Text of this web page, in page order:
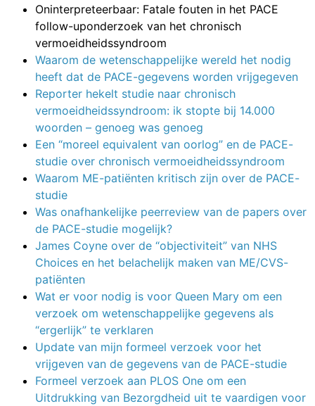
Oninterpreteerbaar: Fatale fouten in het PACE
follow-uponderzoek van het chronisch
vermoeidheidssyndroom
Waarom de wetenschappelijke wereld het nodig
heeft dat de PACE-gegevens worden vrijgegeven
Reporter hekelt studie naar chronisch
vermoeidheidssyndroom: ik stopte bij 14.000
woorden – genoeg was genoeg
Een “moreel equivalent van oorlog” en de PACE-
studie over chronisch vermoeidheidssyndroom
Waarom ME-patiënten kritisch zijn over de PACE-
studie
Was onafhankelijke peerreview van de papers over
de PACE-studie mogelijk?
James Coyne over de “objectiviteit” van NHS
Choices en het belachelijk maken van ME/CVS-
patiënten
Wat er voor nodig is voor Queen Mary om een
verzoek om wetenschappelijke gegevens als
“ergerlijk” te verklaren
Update van mijn formeel verzoek voor het
vrijgeven van de gegevens van de PACE-studie
Formeel verzoek aan PLOS One om een
Uitdrukking van Bezorgdheid uit te vaardigen voor